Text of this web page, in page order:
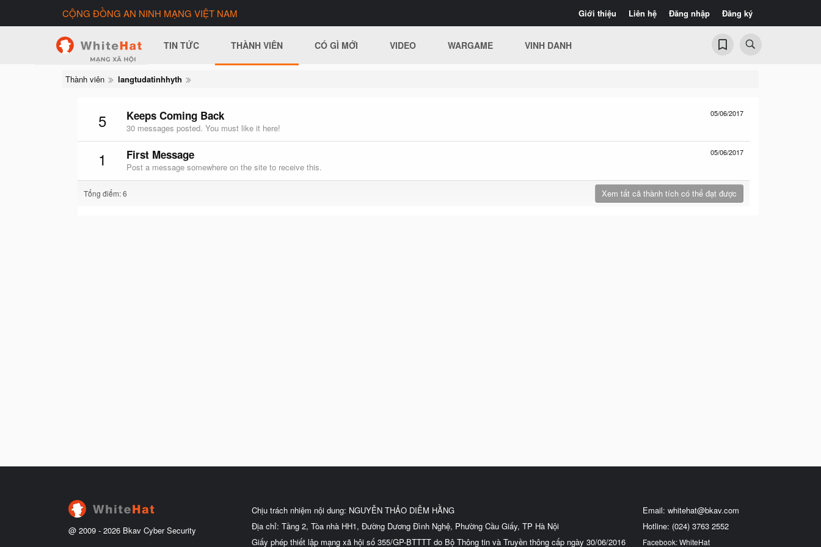
Giới thiệu Liên hệ Đăng nhập Đăng ký
CỘNG ĐỒNG AN NINH MẠNG VIỆT NAM
TIN TỨC THÀNH VIÊN CÓ GÌ MỚI VIDEO WARGAME VINH DANH
Thành viên langtudatinhhyth
5 05/06/2017
Keeps Coming Back
30 messages posted. You must like it here!
1 05/06/2017
First Message
Post a message somewhere on the site to receive this.
Tổng điểm: 6 Xem tất cả thành tích có thể đạt được
@ 2009 - 2026 Bkav Cyber Security
Chịu trách nhiệm nội dung: NGUYỄN THẢO DIỄM HẰNG
Địa chỉ: Tầng 2, Tòa nhà HH1, Đường Dương Đình Nghệ, Phường Cầu Giấy, TP Hà Nội
Giấy phép thiết lập mạng xã hội số 355/GP-BTTTT do Bộ Thông tin và Truyền thông cấp ngày 30/06/2016
Email: whitehat@bkav.com
Hotline: (024) 3763 2552
Facebook: WhiteHat